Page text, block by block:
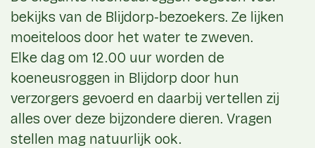
bekijks van de Blijdorp-bezoekers. Ze lijken
moeiteloos door het water te zweven.
Elke dag om 12.00 uur worden de
koeneusroggen in Blijdorp door hun
verzorgers gevoerd en daarbij vertellen zij
alles over deze bijzondere dieren. Vragen
stellen mag natuurlijk ook.